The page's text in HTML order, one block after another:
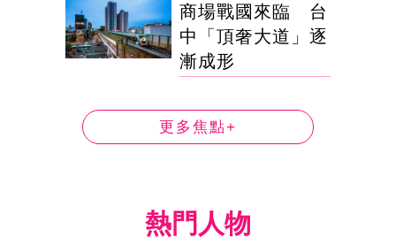
商場戰國來臨 台
中「頂奢大道」逐
漸成形
更多焦點+
熱門人物